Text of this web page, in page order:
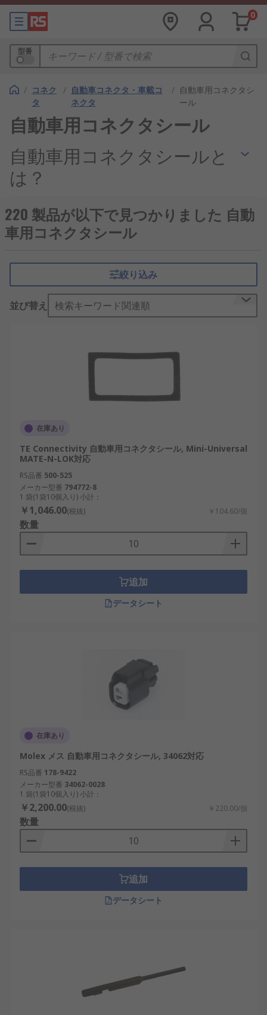
0
型番
/ コネク
タ
/ 自動車コネクタ・車載コ
ネクタ
/ 自動車用コネクタシ
ール
自動車用コネクタシール
自動車用コネクタシールと
は？
自動車用コネクタシールは、
自動車のワイヤハーネ
スと各種機器を接続するコネクタ内で個々の接続電
線を防水するための部品です。
動車の風雨にさらされる領域に配置されるため、ほ
こりや湿気からの侵入を効果的に防ぎ、優れた防水
性と耐熱性が求められます。自動車用コネクタシー
ルを取り付けることで、外部からの湿気やほこりな
どの侵入を防止することができます。
自動車用コネクタシールの
ールは広範な用途で使用されますが、特に
要とされます。耐久性があり摩耗しにくいため、あ
らゆる自動車用コネクタの要件に最適です。
220 製品が以下で見つかりました 自動
車用コネクタシール
絞り込み
並び替え 検索キーワード関連順
在庫あり
TE Connectivity 自動車用コネクタシール, Mini-Universal
MATE-N-LOK対応
RS品番 500-525
メーカー型番 794772-8
1 袋(1袋10個入り) 小計：
￥1,046.00(税抜) ￥104.60/個
数量
追加
データシート
在庫あり
Molex メス 自動車用コネクタシール, 34062対応
RS品番 178-9422
メーカー型番 34062-0028
1 袋(1袋10個入り) 小計：
￥2,200.00(税抜) ￥220.00/個
数量
追加
データシート